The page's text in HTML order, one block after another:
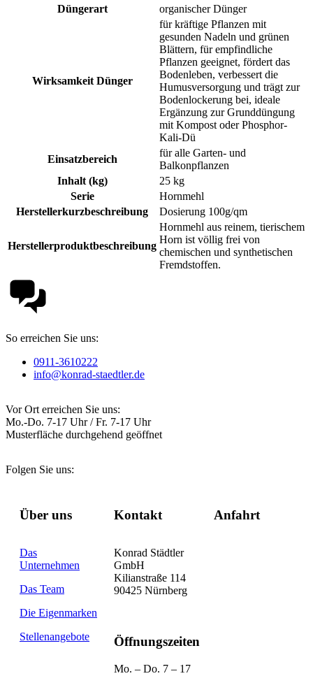
Düngerart
organischer Dünger
Wirksamkeit Dünger
für kräftige Pflanzen mit
gesunden Nadeln und grünen
Blättern, für empfindliche
Pflanzen geeignet, fördert das
Bodenleben, verbessert die
Humusversorgung und trägt zur
Bodenlockerung bei, ideale
Ergänzung zur Grunddüngung
mit Kompost oder Phosphor-
Kali-Dü
Einsatzbereich
für alle Garten- und
Balkonpflanzen
Inhalt (kg)
25 kg
Serie
Hornmehl
Herstellerkurzbeschreibung
Dosierung 100g/qm
Herstellerproduktbeschreibung
Hornmehl aus reinem, tierischem
Horn ist völlig frei von
chemischen und synthetischen
Fremdstoffen.
So erreichen Sie uns:
0911-3610222
info@konrad-staedtler.de
Vor Ort erreichen Sie uns:
Mo.-Do. 7-17 Uhr / Fr. 7-17 Uhr
Musterfläche durchgehend geöffnet
Folgen Sie uns:
Über uns
Das
Unternehmen
Das Team
Die Eigenmarken
Stellenangebote
Kontakt
Konrad Städtler
GmbH
Kilianstraße 114
90425 Nürnberg
Öffnungszeiten
Mo. – Do. 7 – 17
Anfahrt